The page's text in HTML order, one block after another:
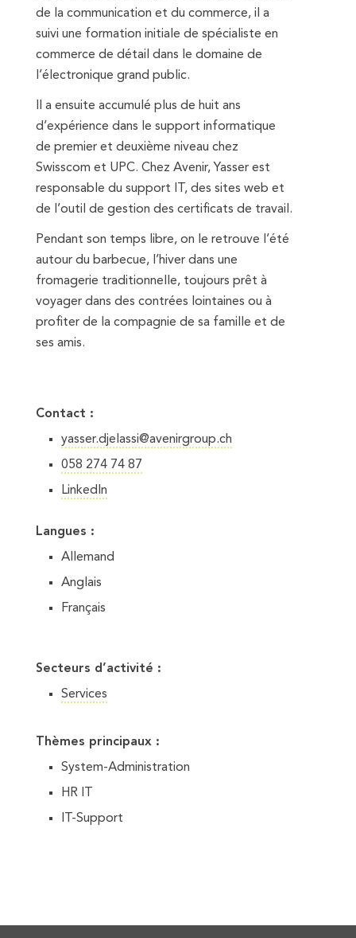
de la communication et du commerce, il a
suivi une formation initiale de spécialiste en
commerce de détail dans le domaine de
l’électronique grand public.
Il a ensuite accumulé plus de huit ans
d’expérience dans le support informatique
de premier et deuxième niveau chez
Swisscom et UPC. Chez Avenir, Yasser est
responsable du support IT, des sites web et
de l’outil de gestion des certificats de travail.
Pendant son temps libre, on le retrouve l’été
autour du barbecue, l’hiver dans une
fromagerie traditionnelle, toujours prêt à
voyager dans des contrées lointaines ou à
profiter de la compagnie de sa famille et de
ses amis.
Contact :
yasser.djelassi@avenirgroup.ch
058 274 74 87
LinkedIn
Langues :
Allemand
Anglais
Français
Secteurs d’activité :
Services
Thèmes principaux :
System-Administration
HR IT
IT-Support